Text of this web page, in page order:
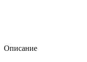
Описание